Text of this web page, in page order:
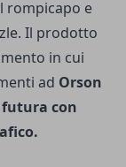
rompicapo e
Il prodotto
in cui
ad Orson
con